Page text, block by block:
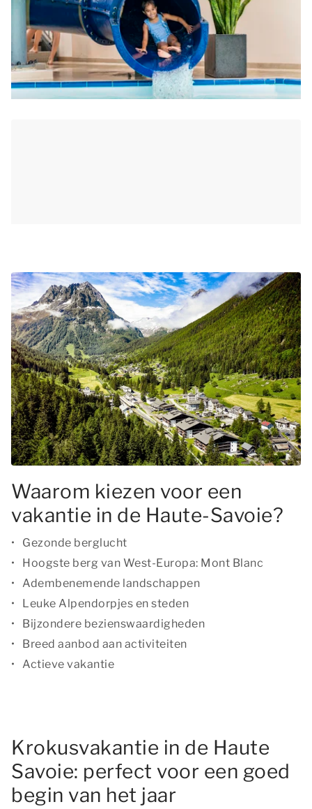
Waarom kiezen voor een
vakantie in de Haute-Savoie?
Gezonde berglucht
Hoogste berg van West-Europa: Mont Blanc
Adembenemende landschappen
Leuke Alpendorpjes en steden
Bijzondere bezienswaardigheden
Breed aanbod aan activiteiten
Actieve vakantie
Krokusvakantie in de Haute
Savoie: perfect voor een goed
begin van het jaar